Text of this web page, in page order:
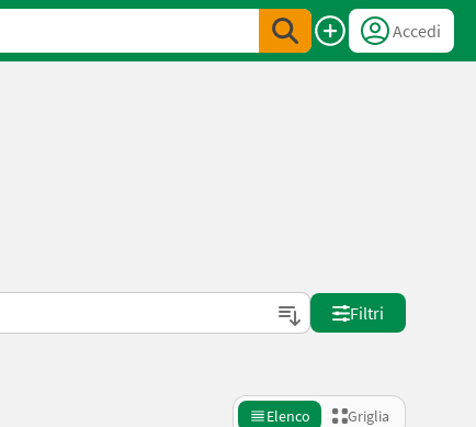
Accedi
Filtri
Elenco Griglia